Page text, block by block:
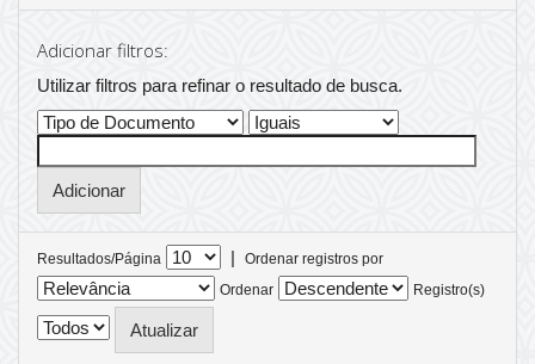
Adicionar filtros:
Utilizar filtros para refinar o resultado de busca.
Resultados/Página |
Ordenar registros por
Ordenar
Registro(s)